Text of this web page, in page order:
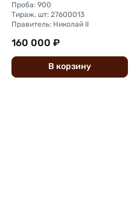
Проба: 900
Тираж, шт: 27600013
Правитель: Николай II
160 000 ₽
В корзину